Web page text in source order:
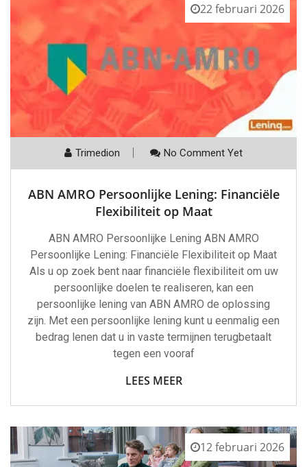
22 februari 2026
Trimedion No Comment Yet
ABN AMRO Persoonlijke Lening: Financiële
Flexibiliteit op Maat
ABN AMRO Persoonlijke Lening ABN AMRO
Persoonlijke Lening: Financiële Flexibiliteit op Maat
Als u op zoek bent naar financiële flexibiliteit om uw
persoonlijke doelen te realiseren, kan een
persoonlijke lening van ABN AMRO de oplossing
zijn. Met een persoonlijke lening kunt u eenmalig een
bedrag lenen dat u in vaste termijnen terugbetaalt
tegen een vooraf
LEES MEER
12 februari 2026